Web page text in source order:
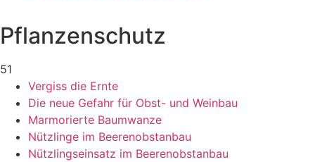
Pflanzenschutz
51
Vergiss die Ernte
Die neue Gefahr für Obst- und Weinbau
Marmorierte Baumwanze
Nützlinge im Beerenobstanbau
Nützlingseinsatz im Beerenobstanbau